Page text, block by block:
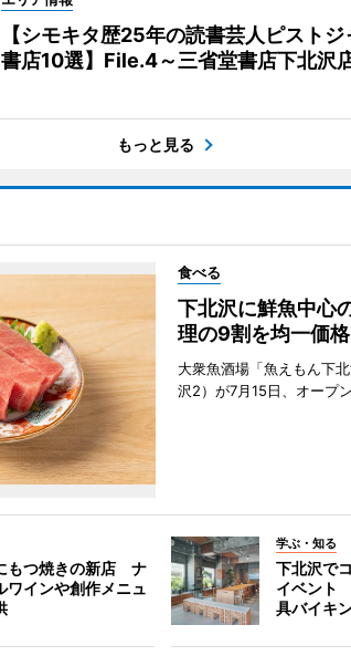
【シモキタ歴25年の読書芸人ピスト
書店10選】File.4～三省堂書店下北沢
もっと見る
食べる
下北沢に鮮魚中
理の9割を均一価
大衆魚酒場「魚えもん下
沢2）が7月15日、オープン
もつ焼きの新店 ナ
ワインや創作メニュ
学ぶ・知る
下北沢で
イベント
具バイキ